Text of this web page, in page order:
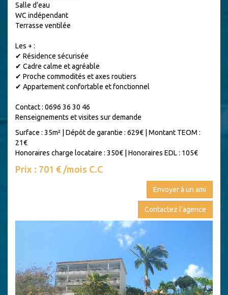
Salle d’eau
WC indépendant
Terrasse ventilée
Les + :
✔ Résidence sécurisée
✔ Cadre calme et agréable
✔ Proche commodités et axes routiers
✔ Appartement confortable et fonctionnel
Contact : 0696 36 30 46
Renseignements et visites sur demande
Surface : 35m²
Dépôt de garantie : 629€
Montant TEOM :
21€
Honoraires charge locataire : 350€
Honoraires EDL : 105€
Prix : 701 € /mois C.C
Envoyer à un ami
Contactez l'agence